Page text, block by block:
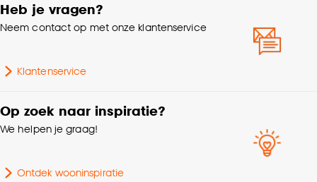
Heb je vragen?
Neem contact op met onze klantenservice
Klantenservice
Op zoek naar inspiratie?
We helpen je graag!
Ontdek wooninspiratie